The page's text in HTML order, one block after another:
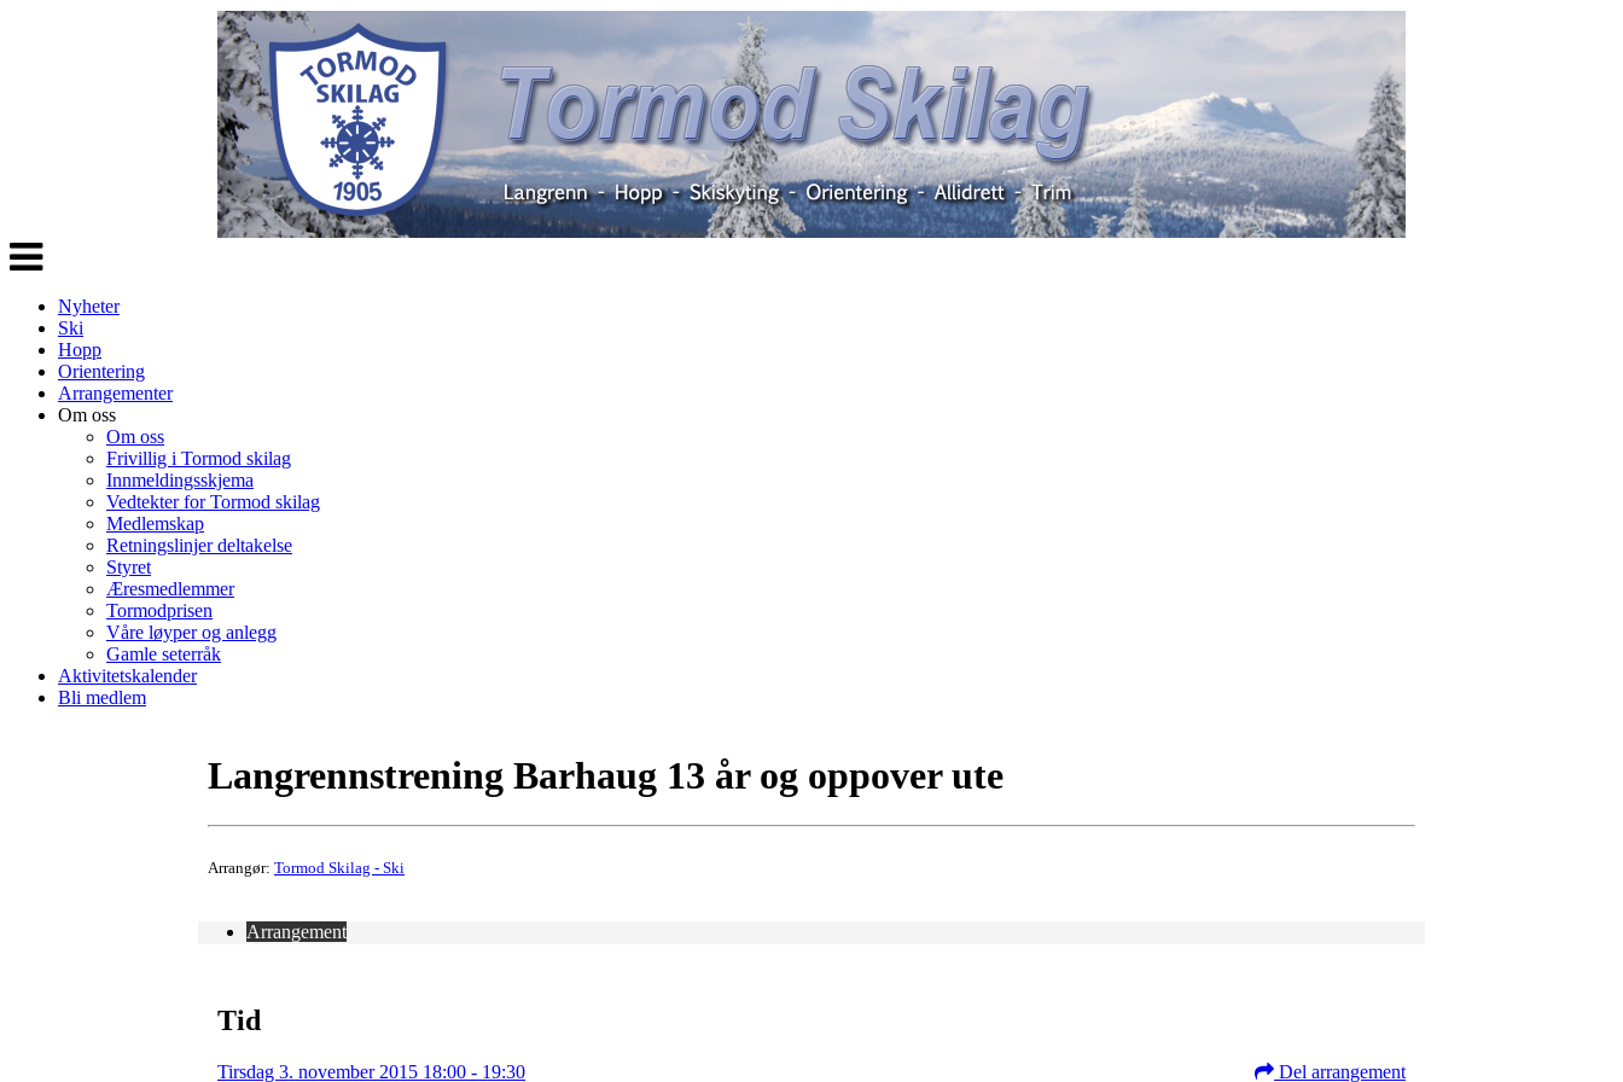
Veksle
navigasjon
Nyheter
Ski
Hopp
Orientering
Arrangementer
Om oss
Om oss
Frivillig i Tormod skilag
Innmeldingsskjema
Vedtekter for Tormod skilag
Medlemskap
Retningslinjer deltakelse
Styret
Æresmedlemmer
Tormodprisen
Våre løyper og anlegg
Gamle seterråk
Aktivitetskalender
Bli medlem
Langrennstrening Barhaug 13 år og oppover ute
Arrangør: Tormod Skilag - Ski
Arrangement
Tid
Tirsdag 3. november 2015 18:00 - 19:30 Del arrangement